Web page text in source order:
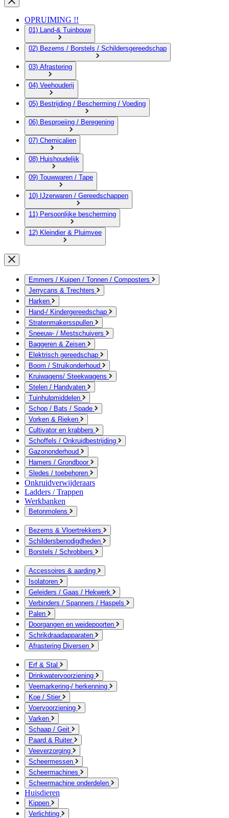
OPRUIMING !!
01) Land-& Tuinbouw
02) Bezems / Borstels / Schildersgereedschap
03) Afrastering
04) Veehouderij
05) Bestrijding / Bescherming / Voeding
06) Besproeiing / Beregening
07) Chemicalien
08) Huishoudelijk
09) Touwwaren / Tape
10) IJzerwaren / Gereedschappen
11) Persoonlijke bescherming
12) Kleindier & Pluimvee
Emmers / Kuipen / Tonnen / Composters
Jerrycans & Trechters
Harken
Hand-/ Kindergereedschap
Stratenmakersspullen
Sneeuw- / Mestschuivers
Baggeren & Zeisen
Elektrisch gereedschap
Boom / Struikonderhoud
Kruiwagens/ Steekwagens
Stelen / Handvaten
Tuinhulpmiddelen
Schop / Bats / Spade
Vorken & Rieken
Cultivator en krabbers
Schoffels / Onkruidbestrijding
Gazononderhoud
Hamers / Grondboor
Sledes / toebehoren
Onkruidverwijderaars
Ladders / Trappen
Werkbanken
Betonmolens
Bezems & Vloertrekkers
Schildersbenodigdheden
Borstels / Schrobbers
Accessoires & aarding
Isolatoren
Geleiders / Gaas / Hekwerk
Verbinders / Spanners / Haspels
Palen
Doorgangen en weidepoorten
Schrikdraadapparaten
Afrastering Diversen
Erf & Stal
Drinkwatervoorziening
Veemarkering-/ herkenning
Koe / Stier
Voervoorziening
Varken
Schaap / Geit
Paard & Ruiter
Veeverzorging
Scheermessen
Scheermachines
Scheermachine onderdelen
Huisdieren
Kippen
Verlichting